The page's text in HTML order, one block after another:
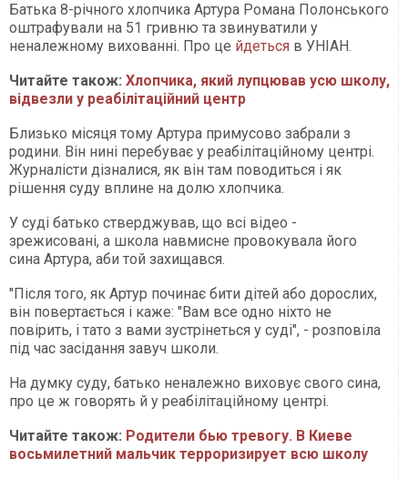
Батька 8-річного хлопчика Артура Романа Полонського
оштрафували на 51 гривню та звинуватили у
неналежному вихованні. Про це йдеться в УНІАН.
Читайте також: Хлопчика, який лупцював усю школу,
відвезли у реабілітаційний центр
Близько місяця тому Артура примусово забрали з
родини. Він нині перебуває у реабілітаційному центрі.
Журналісти дізналися, як він там поводиться і як
рішення суду вплине на долю хлопчика.
У суді батько стверджував, що всі відео -
зрежисовані, а школа навмисне провокувала його
сина Артура, аби той захищався.
"Після того, як Артур починає бити дітей або дорослих,
він повертається і каже: "Вам все одно ніхто не
повірить, і тато з вами зустрінеться у суді", - розповіла
під час засідання завуч школи.
На думку суду, батько неналежно виховує свого сина,
про це ж говорять й у реабілітаційному центрі.
Читайте також: Родители бью тревогу. В Киеве
восьмилетний мальчик терроризирует всю школу